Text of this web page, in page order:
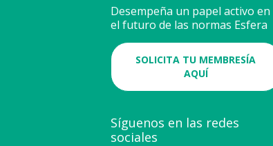
Desempeña un papel activo en
el futuro de las normas Esfera
SOLICITA TU MEMBRESÍA
AQUÍ
Síguenos en las redes
sociales